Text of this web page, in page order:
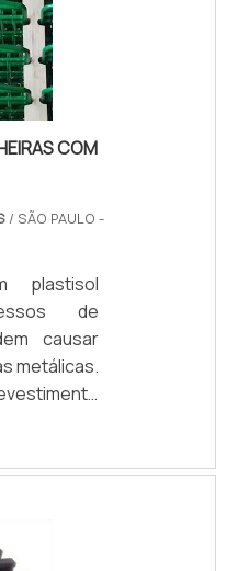
de
pode ser
tipos de
d.
COM
/ SÃO PAULO -
plastisol
de
causar
metálicas.
esse
Mancais;
feito com